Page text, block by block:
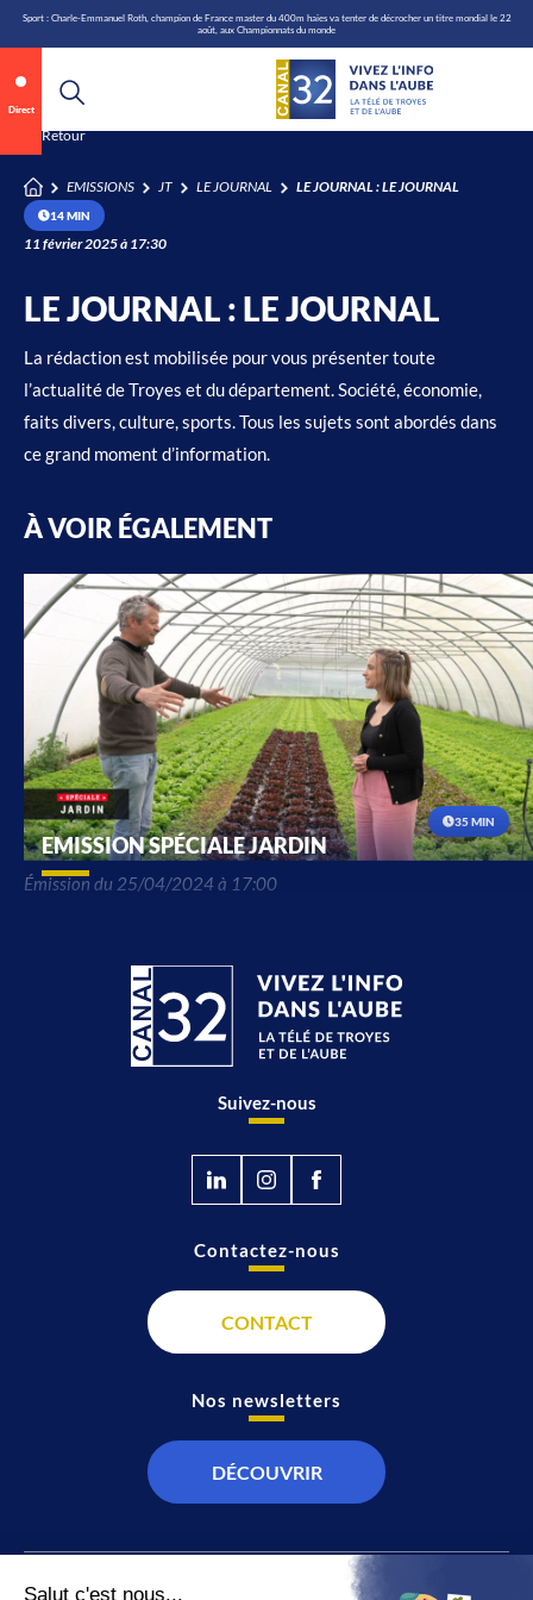
Aller
au
contenu
Sport : Charle-Emmanuel Roth, champion de France master du 400m haies va tenter de décrocher un titre mondial le 22
août, aux Championnats du monde
Direct
Retour
EMISSIONS JT LE JOURNAL LE JOURNAL : LE JOURNAL
Annonce 1 sur 2
14 MIN
11 février 2025 à 17:30
LE JOURNAL : LE JOURNAL
La rédaction est mobilisée pour vous présenter toute
l’actualité de Troyes et du département. Société, économie,
faits divers, culture, sports. Tous les sujets sont abordés dans
ce grand moment d’information.
À VOIR ÉGALEMENT
35 MIN
EMISSION SPÉCIALE JARDIN
Émission du 25/04/2024 à 17:00
Suivez-nous
Contactez-nous
CONTACT
Nos newsletters
DÉCOUVRIR